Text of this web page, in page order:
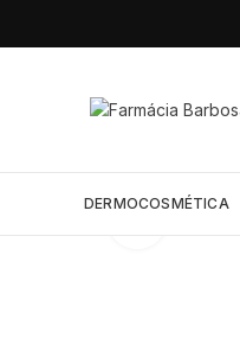
DERMOCOSMÉTICA